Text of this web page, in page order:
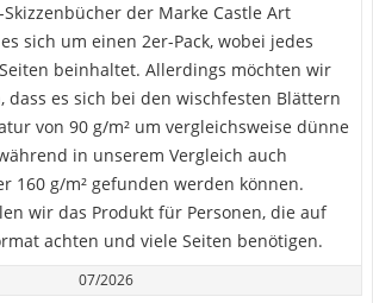
der Marke Castle Art
sich um einen 2er-Pack, wobei jedes
beinhaltet. Allerdings möchten wir
dass es sich bei den wischfesten Blättern
von 90 g/m² um vergleichsweise dünne
in unserem Vergleich auch
160 g/m² gefunden werden können.
wir das Produkt für Personen, die auf
achten und viele Seiten benötigen.
07/2026